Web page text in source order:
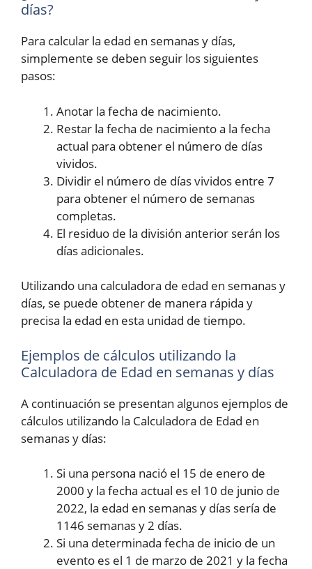
días?
Para calcular la edad en semanas y días,
simplemente se deben seguir los siguientes
pasos:
Anotar la fecha de nacimiento.
Restar la fecha de nacimiento a la fecha
actual para obtener el número de días
vividos.
Dividir el número de días vividos entre 7
para obtener el número de semanas
completas.
El residuo de la división anterior serán los
días adicionales.
Utilizando una calculadora de edad en semanas y
días, se puede obtener de manera rápida y
precisa la edad en esta unidad de tiempo.
Ejemplos de cálculos utilizando la
Calculadora de Edad en semanas y días
A continuación se presentan algunos ejemplos de
cálculos utilizando la Calculadora de Edad en
semanas y días:
Si una persona nació el 15 de enero de
2000 y la fecha actual es el 10 de junio de
2022, la edad en semanas y días sería de
1146 semanas y 2 días.
Si una determinada fecha de inicio de un
evento es el 1 de marzo de 2021 y la fecha